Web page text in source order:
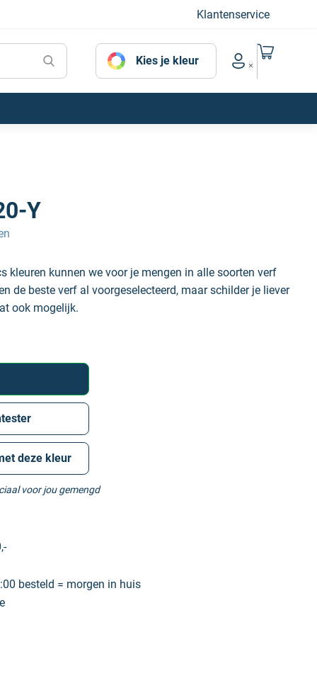
Klantenservice
Kies je kleur
Account menu
Naar mijn
Y
kleuren kunnen we voor je mengen in alle soorten verf
de beste verf al voorgeselecteerd, maar schilder je liever
ook mogelijk.
deze kleur
voor jou gemengd
besteld = morgen in huis